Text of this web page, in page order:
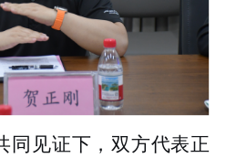
同见证下，双方代表正